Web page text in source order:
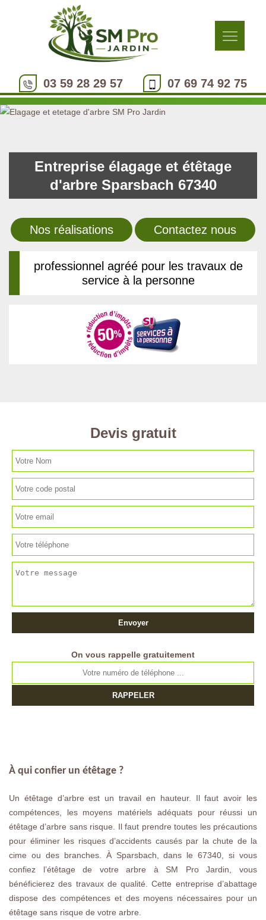
03 59 28 29 57 07 69 74 92 75
Entreprise élagage et étêtage
d'arbre Sparsbach 67340
Nos réalisations Contactez nous
professionnel agréé pour les travaux de
service à la personne
Devis gratuit
On vous rappelle gratuitement
À qui confier un étêtage ?
Un étêtage d’arbre est un travail en hauteur. Il faut avoir les
compétences, les moyens matériels adéquats pour réussi un
étêtage d’arbre sans risque. Il faut prendre toutes les précautions
pour éliminer les risques d’accidents causés par la chute de la
cime ou des branches. À Sparsbach, dans le 67340, si vous
confiez l’étêtage de votre arbre à SM Pro Jardin, vous
bénéficierez des travaux de qualité. Cette entreprise d’abattage
dispose des compétences et des moyens nécessaires pour un
étêtage sans risque de votre arbre.